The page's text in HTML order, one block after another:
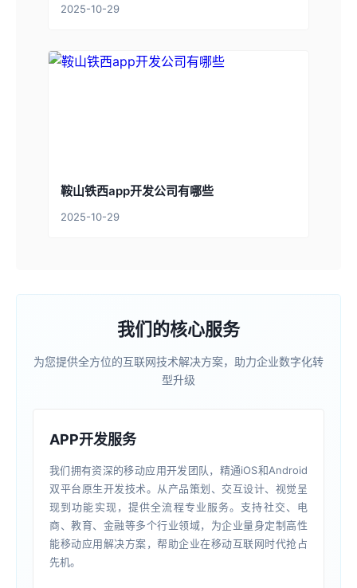
2025-10-29
鞍山铁西app开发公司有哪些
2025-10-29
我们的核心服务
为您提供全方位的互联网技术解决方案，助力企业数字化转
型升级
APP开发服务
我们拥有资深的移动应用开发团队，精通iOS和Android
双平台原生开发技术。从产品策划、交互设计、视觉呈
现到功能实现，提供全流程专业服务。支持社交、电
商、教育、金融等多个行业领域，为企业量身定制高性
能移动应用解决方案，帮助企业在移动互联网时代抢占
先机。